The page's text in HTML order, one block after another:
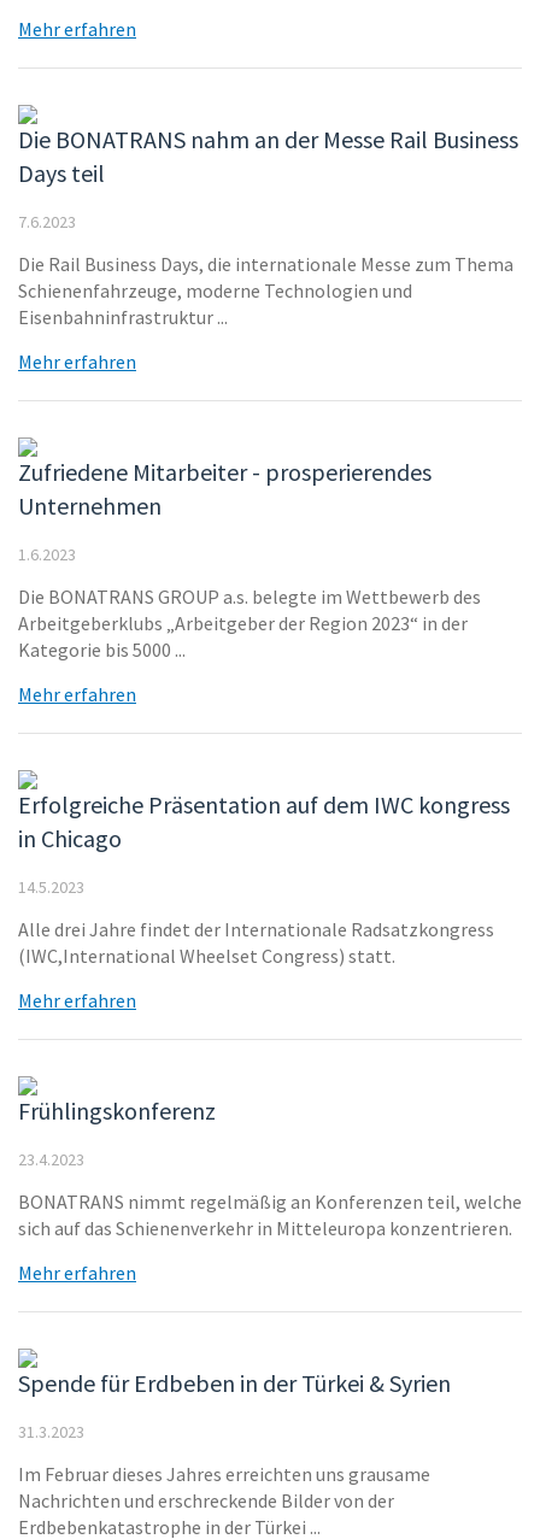
Mehr erfahren
Die BONATRANS nahm an der Messe Rail Business
Days teil
7.6.2023
Die Rail Business Days, die internationale Messe zum Thema
Schienenfahrzeuge, moderne Technologien und
Eisenbahninfrastruktur ...
Mehr erfahren
Zufriedene Mitarbeiter - prosperierendes
Unternehmen
1.6.2023
Die BONATRANS GROUP a.s. belegte im Wettbewerb des
Arbeitgeberklubs „Arbeitgeber der Region 2023“ in der
Kategorie bis 5000 ...
Mehr erfahren
Erfolgreiche Präsentation auf dem IWC kongress
in Chicago
14.5.2023
Alle drei Jahre findet der Internationale Radsatzkongress
(IWC,International Wheelset Congress) statt.
Mehr erfahren
Frühlingskonferenz
23.4.2023
BONATRANS nimmt regelmäßig an Konferenzen teil, welche
sich auf das Schienenverkehr in Mitteleuropa konzentrieren.
Mehr erfahren
Spende für Erdbeben in der Türkei & Syrien
31.3.2023
Im Februar dieses Jahres erreichten uns grausame
Nachrichten und erschreckende Bilder von der
Erdbebenkatastrophe in der Türkei ...